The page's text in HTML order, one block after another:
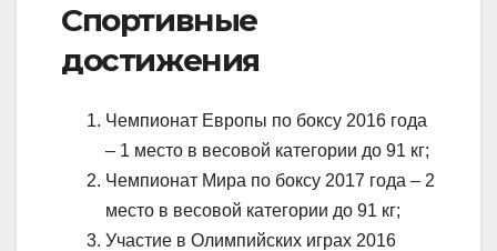
Спортивные
достижения
Чемпионат Европы по боксу 2016 года
– 1 место в весовой категории до 91 кг;
Чемпионат Мира по боксу 2017 года – 2
место в весовой категории до 91 кг;
Участие в Олимпийских играх 2016